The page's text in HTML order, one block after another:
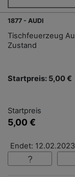
1877 - AUDI
Tischfeuerzeug
Zustand
Startpreis: 5,00 €
Startpreis
5,00 €
Endet: